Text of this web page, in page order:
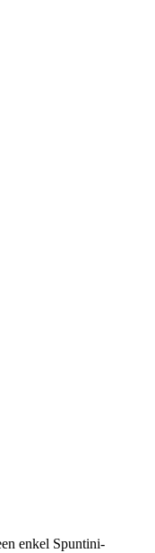
enkel Spuntini-